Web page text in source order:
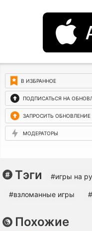
В ИЗБРАННОЕ
ПОДПИСАТЬСЯ НА
ЗАПРОСИТЬ ОБНОВЛЕНИЕ
МОДЕРАТОРЫ
Тэги #игры на
#взломанные игры
Похожие